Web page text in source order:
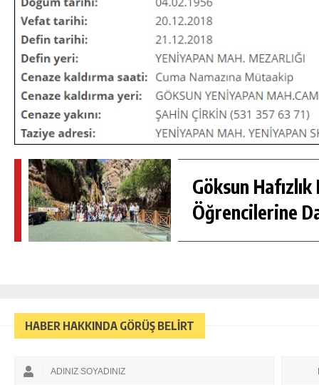
Göksun Hafızlık
Öğrencilerine
HABER HAKKINDA GÖRÜŞ BELİRT